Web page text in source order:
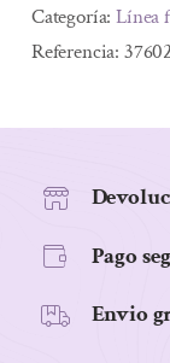
FACIAL
COLOR
cantidad
Alternative:
Categoría:Línea
Referencia:
Pago
Envio